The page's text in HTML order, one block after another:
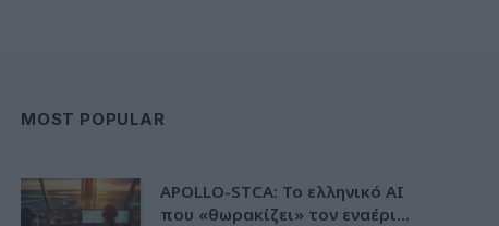
MOST POPULAR
APOLLO-STCA: Το ελληνικό AI
που «θωρακίζει» τον εναέριο